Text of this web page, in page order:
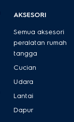
AKSESORI
Semua aksesori
peralatan rumah
tangga
Cucian
Udara
Lantai
Dapur